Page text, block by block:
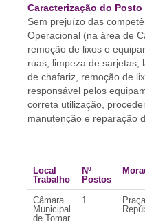
Caracterização do Posto
Sem prejuízo das
Operacional (na área de
remoção de lixos e
ruas, limpeza de sarjetas,
de chafariz, remoção de
responsável pelos
correta utilização,
manutenção e reparação
Local
Trabalho
Nº
Postos
Câmara
Municipal
de Tomar
1